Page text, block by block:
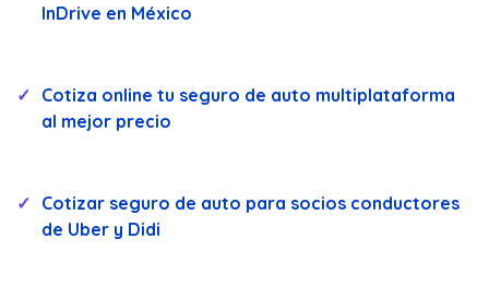
InDrive en México
Cotiza online tu seguro de auto multiplataforma
al mejor precio
Cotizar seguro de auto para socios conductores
de Uber y Didi